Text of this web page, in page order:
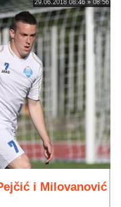
29.06.2018 08:46 » 08:56
i Milovanović